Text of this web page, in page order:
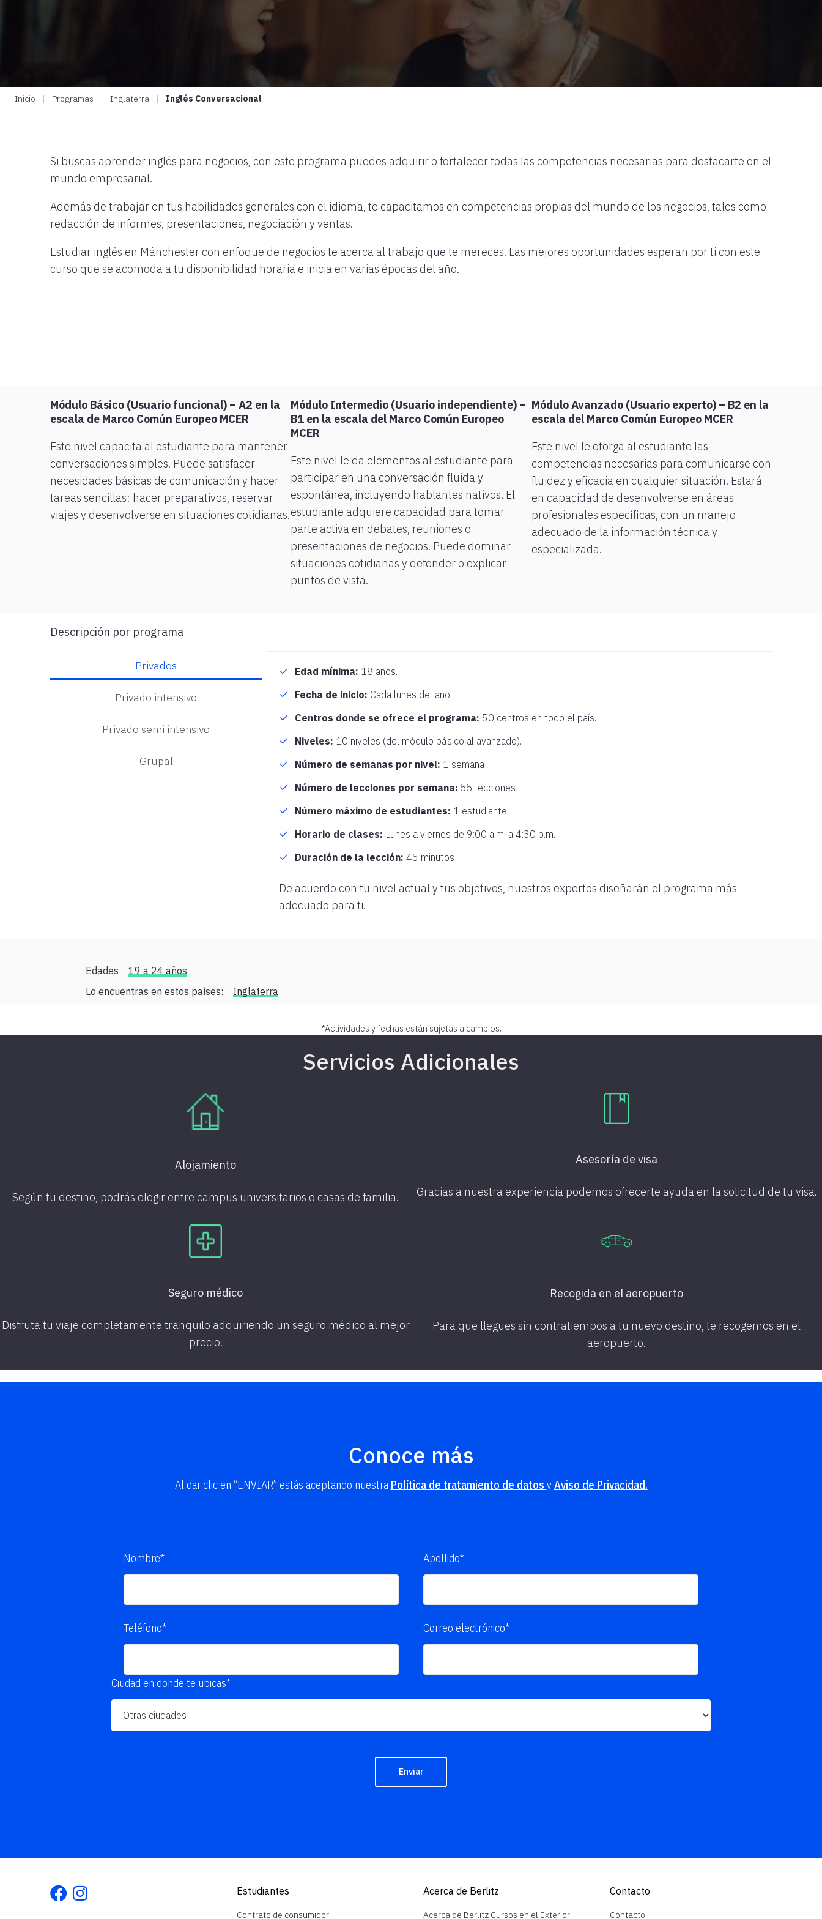
Inicio | Programas | Inglaterra | Inglés Conversacional
Si buscas aprender inglés para negocios, con este programa puedes adquirir o fortalecer todas las competencias necesarias para destacarte en el
mundo empresarial.
Además de trabajar en tus habilidades generales con el idioma, te capacitamos en competencias propias del mundo de los negocios, tales como
redacción de informes, presentaciones, negociación y ventas.
Estudiar inglés en Mánchester con enfoque de negocios te acerca al trabajo que te mereces. Las mejores oportunidades esperan por ti con este
curso que se acomoda a tu disponibilidad horaria e inicia en varias épocas del año.
Módulo Básico (Usuario funcional) – A2 en la
escala de Marco Común Europeo MCER
Este nivel capacita al estudiante para mantener
conversaciones simples. Puede satisfacer
necesidades básicas de comunicación y hacer
tareas sencillas: hacer preparativos, reservar
viajes y desenvolverse en situaciones cotidianas.
Módulo Intermedio (Usuario independiente) –
B1 en la escala del Marco Común Europeo
MCER
Este nivel le da elementos al estudiante para
participar en una conversación fluida y
espontánea, incluyendo hablantes nativos. El
estudiante adquiere capacidad para tomar
parte activa en debates, reuniones o
presentaciones de negocios. Puede dominar
situaciones cotidianas y defender o explicar
puntos de vista.
Módulo Avanzado (Usuario experto) – B2 en la
escala del Marco Común Europeo MCER
Este nivel le otorga al estudiante las
competencias necesarias para comunicarse con
fluidez y eficacia en cualquier situación. Estará
en capacidad de desenvolverse en áreas
profesionales específicas, con un manejo
adecuado de la información técnica y
especializada.
Descripción por programa
Privados
Privado intensivo
Privado semi intensivo
Grupal
Edad mínima: 18 años.
Fecha de inicio: Cada lunes del año.
Centros donde se ofrece el programa: 50 centros en todo el país.
Niveles: 10 niveles (del módulo básico al avanzado).
Número de semanas por nivel: 1 semana
Número de lecciones por semana: 55 lecciones
Número máximo de estudiantes: 1 estudiante
Horario de clases: Lunes a viernes de 9:00 a.m. a 4:30 p.m.
Duración de la lección: 45 minutos
De acuerdo con tu nivel actual y tus objetivos, nuestros expertos diseñarán el programa más
adecuado para ti.
Edades
19 a 24 años
Lo encuentras en estos países:
Inglaterra
*Actividades y fechas están sujetas a cambios.
Servicios Adicionales
Alojamiento
Según tu destino, podrás elegir entre campus universitarios o casas de familia.
Asesoría de visa
Gracias a nuestra experiencia podemos ofrecerte ayuda en la solicitud de tu visa.
Seguro médico
Disfruta tu viaje completamente tranquilo adquiriendo un seguro médico al mejor
precio.
Recogida en el aeropuerto
Para que llegues sin contratiempos a tu nuevo destino, te recogemos en el
aeropuerto.
Conoce más
Al dar clic en “ENVIAR” estás aceptando nuestra Política de tratamiento de datos yAviso de Privacidad.
Nombre* Apellido*
Teléfono* Correo electrónico*
Ciudad en donde te ubicas*
Enviar
Facebook
Instagram Estudiantes
Contrato de consumidor
Acerca de Berlitz
Acerca de Berlitz Cursos en el Exterior
Contacto
Contacto